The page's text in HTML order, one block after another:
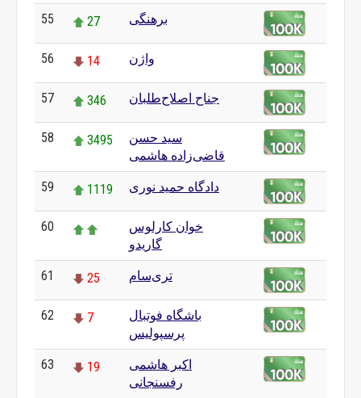
55 27 برهنگی
56 14 واژن
57 346 جناح اصلاح‌طلبان
58 3495
سید حسن
قاضی‌زاده هاشمی
59 1119 دادگاه حمید نوری
60
خوان کارلوس
گاریدو
61 25 تری‌سام
62 7
باشگاه فوتبال
پرسپولیس
63 19
اکبر هاشمی
رفسنجانی